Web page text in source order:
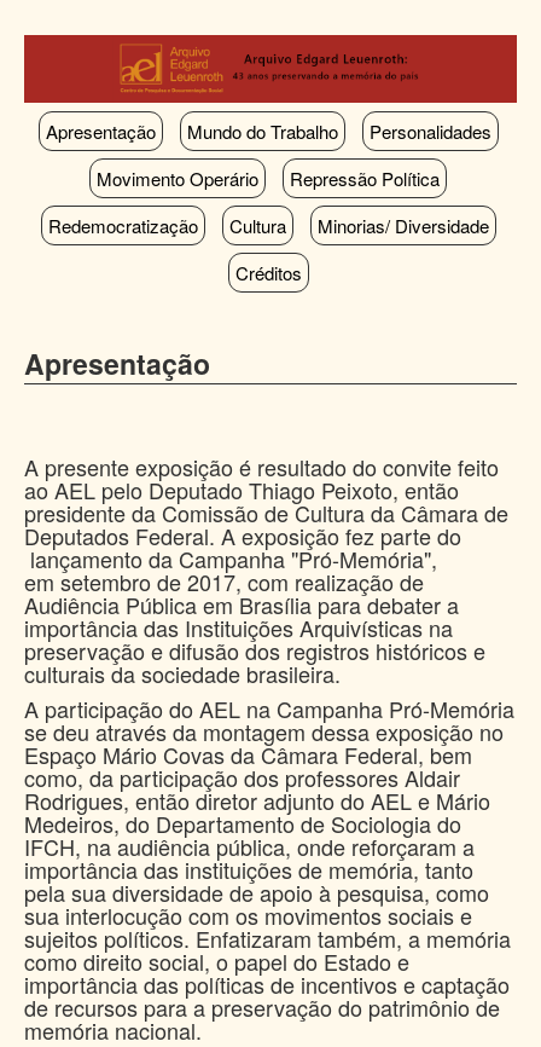
para
principal
Apresentação Mundo do Trabalho
Personalidades
Movimento Operário
Repressão Política
Redemocratização
Cultura
Minorias/ Diversidade
Créditos
Apresentação
A presente exposição é resultado do convite feito
ao AEL pelo Deputado Thiago Peixoto, então
presidente da Comissão de Cultura da Câmara de
Deputados Federal. A exposição fez parte do
lançamento da Campanha "Pró-Memória",
em setembro de 2017, com realização de
Audiência Pública em Brasília para debater a
importância das Instituições Arquivísticas na
preservação e difusão dos registros históricos e
culturais da sociedade brasileira.
A participação do AEL na Campanha Pró-Memória
se deu através da montagem dessa exposição no
Espaço Mário Covas da Câmara Federal, bem
como, da participação dos professores Aldair
Rodrigues, então diretor adjunto do AEL e Mário
Medeiros, do Departamento de Sociologia do
IFCH, na audiência pública, onde reforçaram a
importância das instituições de memória, tanto
pela sua diversidade de apoio à pesquisa, como
sua interlocução com os movimentos sociais e
sujeitos políticos. Enfatizaram também, a memória
como direito social, o papel do Estado e
importância das políticas de incentivos e captação
de recursos para a preservação do patrimônio de
memória nacional.